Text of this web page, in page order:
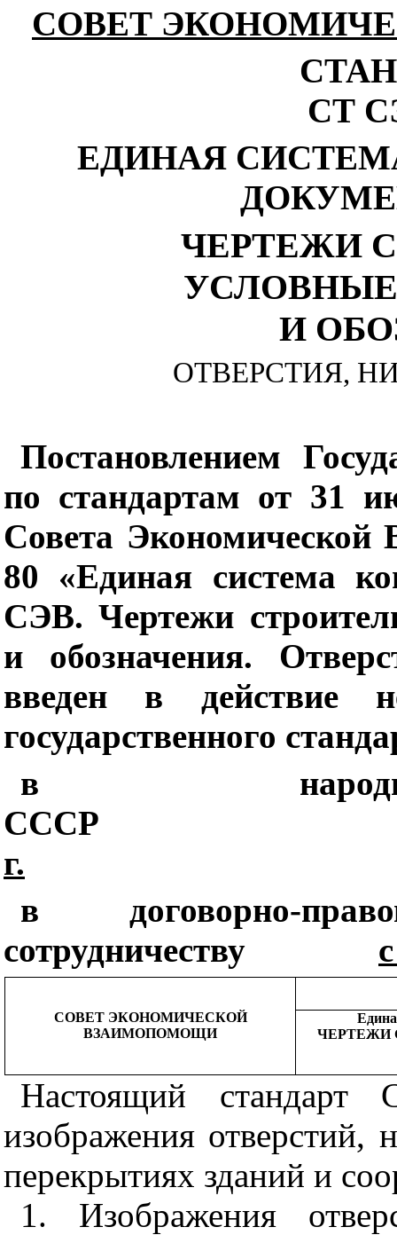
СОВЕТ
СТ
ЕДИНАЯ
ЧЕРТЕЖИ
И
ОТВЕРСТИЯ,
Постановлением
по стандартам от 31
Совета
80 «Единая система
СЭВ. Чертежи
и обозначения.
введен в действие
государственного
в
СССР
г.
в договорно-
сотрудничеству
СОВЕТ ЭКОНОМИЧЕСКОЙ
ВЗАИМОПОМОЩИ
ЧЕРТЕЖИ
Настоящий стандарт
изображения отверстий,
перекрытиях зданий и
1. Изображения